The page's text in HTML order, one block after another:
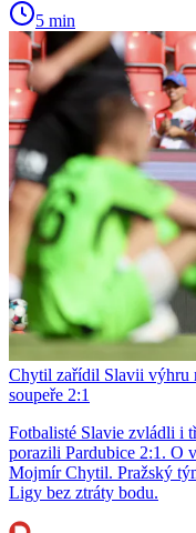
5 min
Chytil zařídil Slavii výhru
soupeře 2:1
Fotbalisté Slavie zvládli i
porazili Pardubice 2:1. O
Mojmír Chytil. Pražský
Ligy bez ztráty bodu.